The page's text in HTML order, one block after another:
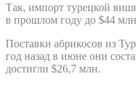
Так, импорт турецкой
в прошлом году до $44
Поставки абрикосов из
год назад в июне они
достигли $26,7 млн.